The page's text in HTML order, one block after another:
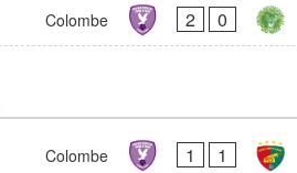
Colombe 2 0
Colombe 1 1